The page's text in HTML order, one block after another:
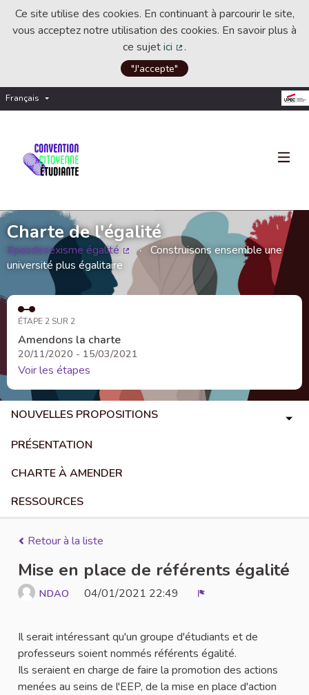
Ce site utilise des cookies. En continuant à parcourir le site,
vous acceptez notre utilisation des cookies. En savoir plus à
ce sujetici
(Lien externe)
.
"J'accepte"
Français Choisir la langue
Charte de l'égalité
#pasdesexisme égalité
(Lien externe)
Construisons ensemble une
université plus égalitaire
ÉTAPE 2 SUR 2
Amendons la charte
20/11/2020 - 15/03/2021
Voir les étapes
NOUVELLES PROPOSITIONS
PRÉSENTATION
CHARTE À AMENDER
RESSOURCES
Retour à la liste
Mise en place de référents égalité
NDAO 04/01/2021 22:49
Il serait intéressant qu'un groupe d'étudiants et de
professeurs soient nommés référents égalité.
Ils seraient en charge de faire la promotion des actions
menées au seins de l'EEP, de la mise en place d'action